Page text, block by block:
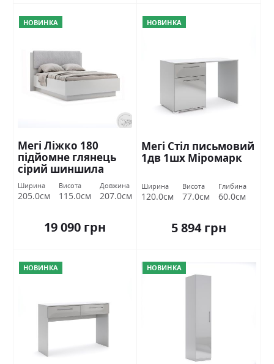
НОВИНКА
Мегі Ліжко 180
підйомне глянець
сірий шиншила
Міромарк
Ширина
205.0см
Висота
115.0см
Довжина
207.0см
19 090 грн
НОВИНКА
Мегі Стіл письмовий
1дв 1шх Міромарк
Ширина
120.0см
Висота
77.0см
Глибина
60.0см
5 894 грн
НОВИНКА НОВИНКА